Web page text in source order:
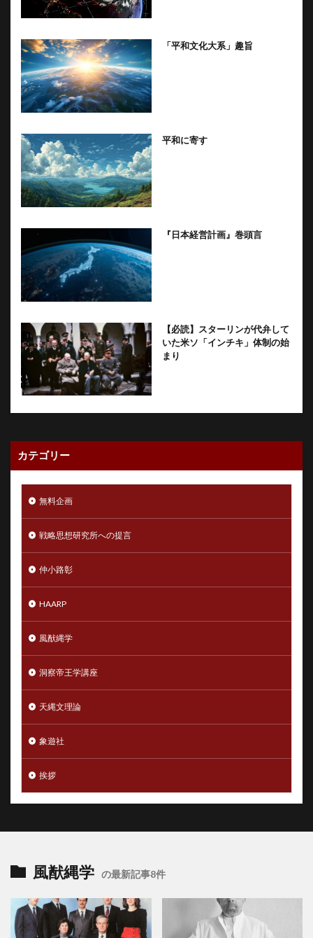
「平和文化大系」趣旨
平和に寄す
『日本経営計画』巻頭言
【必読】スターリンが代弁して
いた米ソ「インチキ」体制の始
まり
カテゴリー
無料企画
戦略思想研究所への提言
仲小路彰
HAARP
風猷縄学
洞察帝王学講座
天縄文理論
象遊社
挨拶
風猷縄学 の最新記事8件